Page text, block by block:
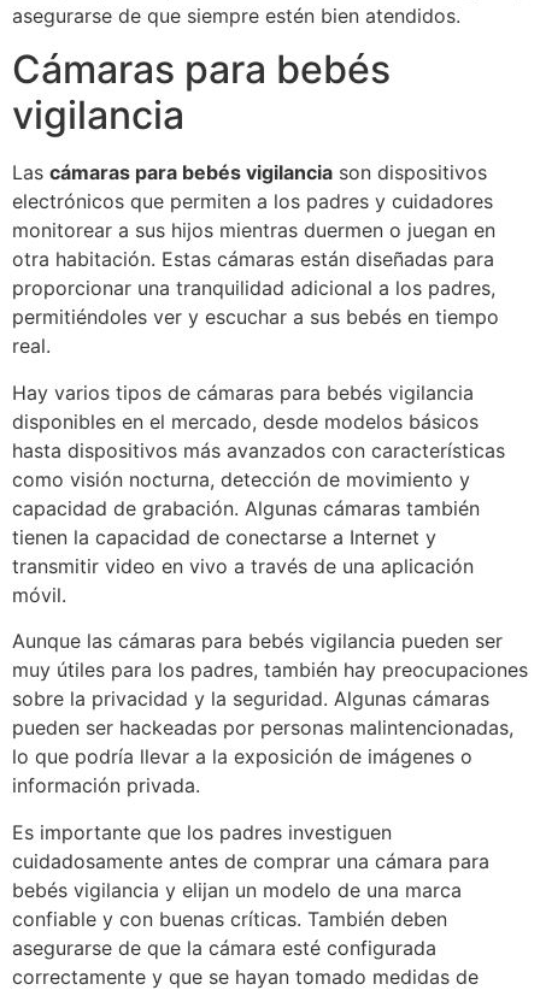
asegurarse de que siempre estén bien atendidos.
Cámaras para bebés
vigilancia
Las cámaras para bebés vigilancia son dispositivos
electrónicos que permiten a los padres y cuidadores
monitorear a sus hijos mientras duermen o juegan en
otra habitación. Estas cámaras están diseñadas para
proporcionar una tranquilidad adicional a los padres,
permitiéndoles ver y escuchar a sus bebés en tiempo
real.
Hay varios tipos de cámaras para bebés vigilancia
disponibles en el mercado, desde modelos básicos
hasta dispositivos más avanzados con características
como visión nocturna, detección de movimiento y
capacidad de grabación. Algunas cámaras también
tienen la capacidad de conectarse a Internet y
transmitir video en vivo a través de una aplicación
móvil.
Aunque las cámaras para bebés vigilancia pueden ser
muy útiles para los padres, también hay preocupaciones
sobre la privacidad y la seguridad. Algunas cámaras
pueden ser hackeadas por personas malintencionadas,
lo que podría llevar a la exposición de imágenes o
información privada.
Es importante que los padres investiguen
cuidadosamente antes de comprar una cámara para
bebés vigilancia y elijan un modelo de una marca
confiable y con buenas críticas. También deben
asegurarse de que la cámara esté configurada
correctamente y que se hayan tomado medidas de